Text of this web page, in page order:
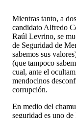
Mientras tanto, a
candidato Alfredo
Raúl Levrino, se
de Seguridad de
sabemos sus
(que tampoco
cual, ante el
mendocinos
corrupción.
En medio del
seguridad es uno